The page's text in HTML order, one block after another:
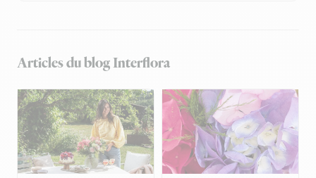
Articles du blog Interflora